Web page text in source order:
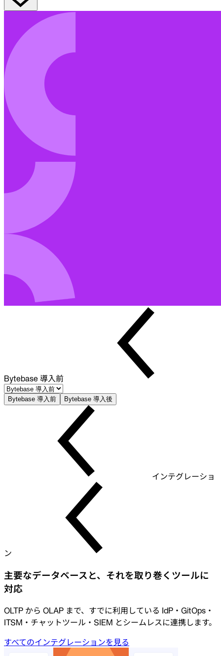
Bytebase 導入前
Bytebase 導入前 Bytebase 導入後
インテグレーショ
ン
主要なデータベースと、それを取り巻くツールに
対応
OLTP から OLAP まで、すでに利用している IdP・GitOps・
ITSM・チャットツール・SIEM とシームレスに連携します。
すべてのインテグレーションを見る
すべてのインテグレーションを見る